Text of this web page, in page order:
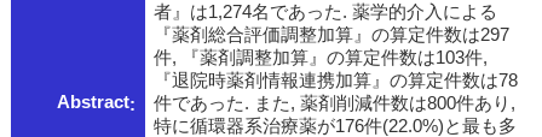
Abstract
者』は1,274名であった. 薬学的介入による
『薬剤総合評価調整加算』の算定件数は297
件, 『薬剤調整加算』の算定件数は103件,
『退院時薬剤情報連携加算』の算定件数は78
件であった. また, 薬剤削減件数は800件あり,
特に循環器系治療薬が176件(22.0%)と最も多